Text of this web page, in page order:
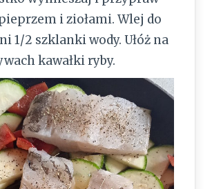
i ziołami. Wlej do
1/2 szklanki wody. Ułóż na
kawałki ryby.